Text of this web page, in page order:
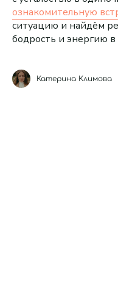
ознакомительную
ситуацию и найдём
бодрость и энергию
Катерина Климова